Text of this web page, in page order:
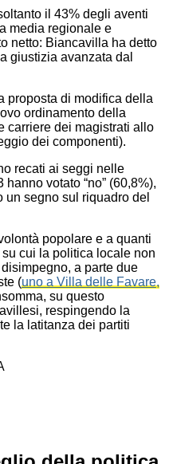
il 43% degli aventi
media regionale e
netto: Biancavilla ha detto
giustizia avanzata dal
proposta di modifica della
ordinamento della
carriere dei magistrati allo
dei componenti).
recati ai seggi nelle
votato “no” (60,8%),
segno sul riquadro del
popolare e a quanti
cui la politica locale non
a parte due
(uno a Villa delle Favare,
su questo
respingendo la
la latitanza dei partiti